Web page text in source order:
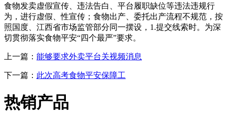
食物发卖虚假宣传、违法告白、平台履职缺位等违法违规行
为，进行虚假、性宣传；食物出产、委托出产流程不规范，按
照国度、江西省市场监管部分同一摆设，1.提交线索时。为深
切贯彻落实食物平安“四个最严”要求。
上一篇： 能够要求外卖平台关视频消息
下一篇： 此次高考食物平安保障工
热销产品